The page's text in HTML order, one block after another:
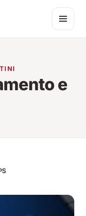
e